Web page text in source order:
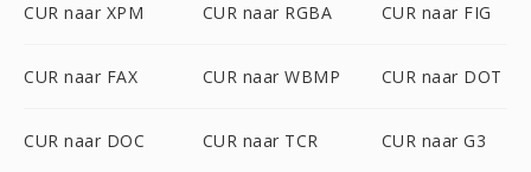
CUR naar XPM CUR naar RGBA CUR naar FIG
CUR naar FAX CUR naar WBMP CUR naar DOT
CUR naar DOC CUR naar TCR CUR naar G3